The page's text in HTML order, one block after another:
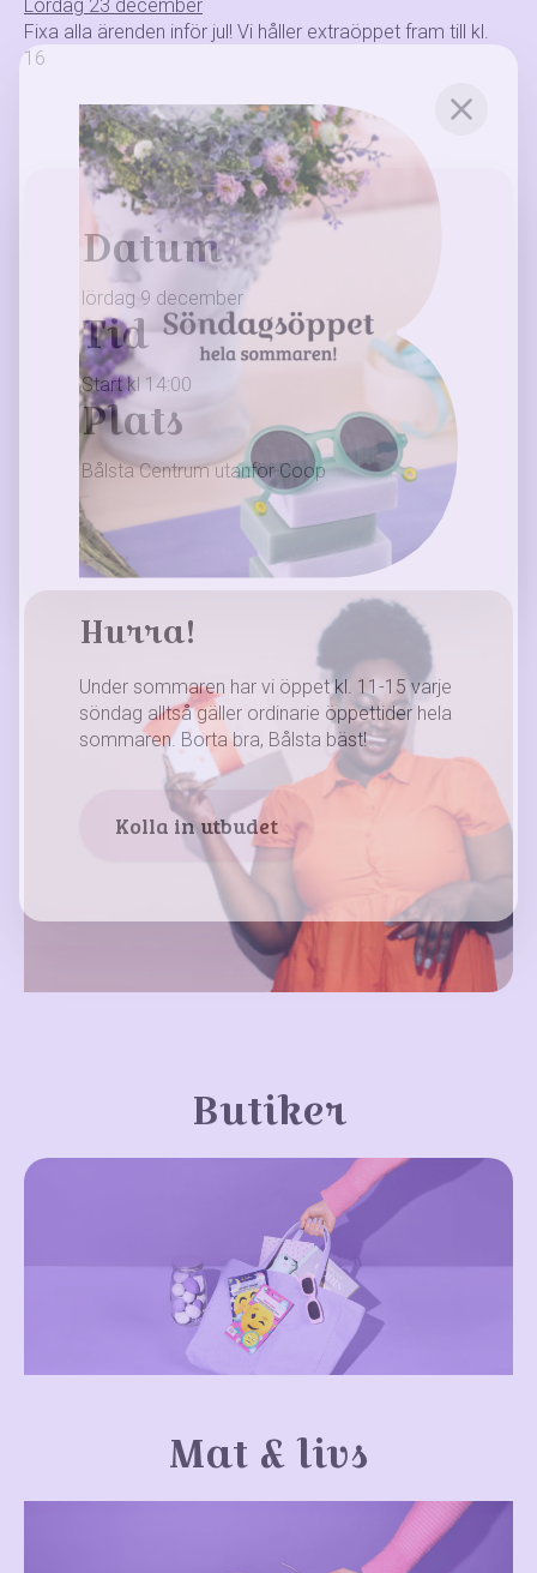
Hurra!
Under sommaren har vi öppet kl. 11-15 varje
söndag alltså gäller ordinarie öppettider hela
sommaren. Borta bra, Bålsta bäst!
Kolla in utbudet
Lördag 23 december
Fixa alla ärenden inför jul! Vi håller extraöppet fram till kl.
16
Datum
lördag 9 december
Tid
Start kl 14:00
Plats
Bålsta Centrum utanför Coop
Butiker
Mat & livs